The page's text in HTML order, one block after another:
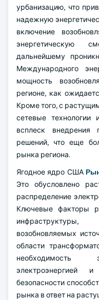
урбанизацию, что
надежную
включение
энергетическую
дальнейшему
Международного
мощность
регионе, как
Кроме того, с
сетевые технологии
всплеск внедрения
решений, что еще
рынка региона.
Ягодное ядро США
Это обусловлено
распределение
Ключевые факторы
возобновляемых
области
необходимость
электроэнергией
безопасности
рынка в ответ на